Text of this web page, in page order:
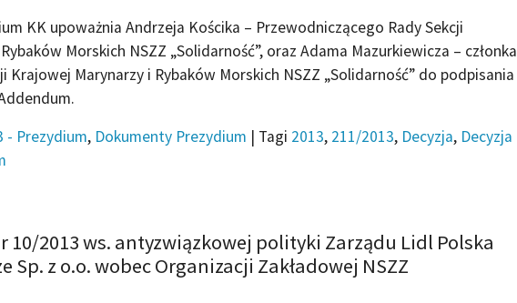
KK upoważnia Andrzeja Kościka – Przewodniczącego Rady Sekcji
Morskich NSZZ „Solidarność”, oraz Adama Mazurkiewicza – członka
Krajowej Marynarzy i Rybaków Morskich NSZZ „Solidarność” do podpisania
- Prezydium, Dokumenty Prezydium | Tagi 2013, 211/2013, Decyzja, Decyzja
10/2013 ws. antyzwiązkowej polityki Zarządu Lidl Polska
Sp. z o.o. wobec Organizacji Zakładowej NSZZ